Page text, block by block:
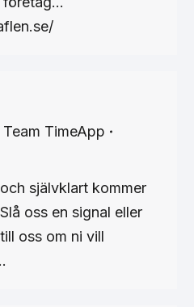
Team TimeApp
självklart kommer
oss en signal eller
oss om ni vill